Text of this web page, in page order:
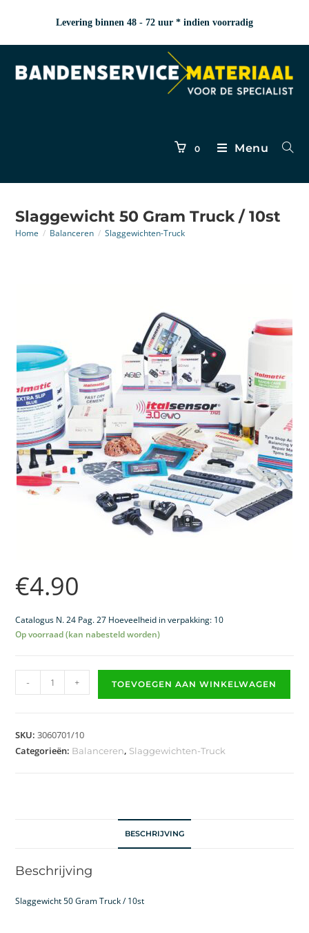
Levering binnen 48 - 72 uur * indien voorradig
0 Menu
Slaggewicht 50 Gram Truck / 10st
Home / Balanceren / Slaggewichten-Truck
€4.90
Catalogus N. 24 Pag. 27 Hoeveelheid in verpakking: 10
Op voorraad (kan nabesteld worden)
- + TOEVOEGEN AAN WINKELWAGEN
SKU:3060701/10
Categorieën: Balanceren, Slaggewichten-Truck
BESCHRIJVING
Beschrijving
Slaggewicht 50 Gram Truck / 10st